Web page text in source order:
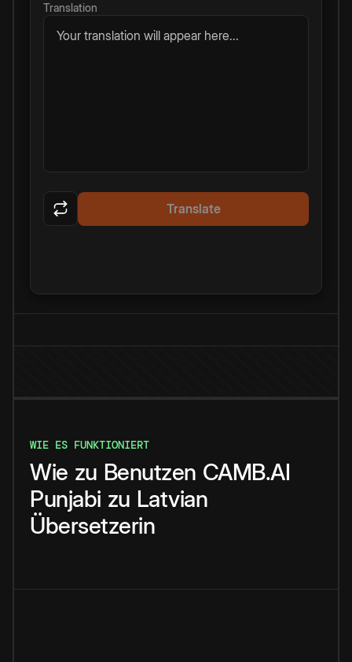
Translation
Your translation will appear here...
Translate
WIE ES FUNKTIONIERT
Wie zu Benutzen CAMB.AI
Punjabi zu Latvian
Übersetzerin